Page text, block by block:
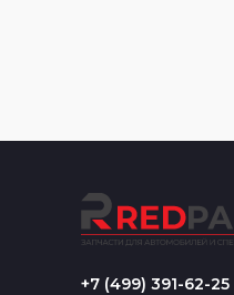
+7 (499) 391-62-25